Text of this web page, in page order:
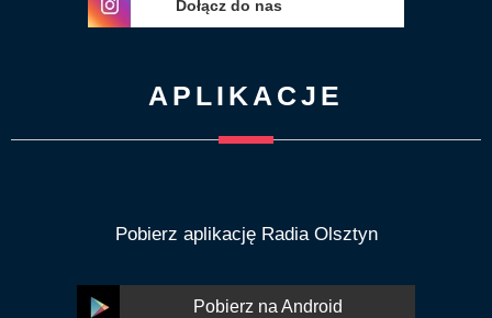
Dołącz do nas
APLIKACJE
Pobierz aplikację Radia Olsztyn
Pobierz na Android